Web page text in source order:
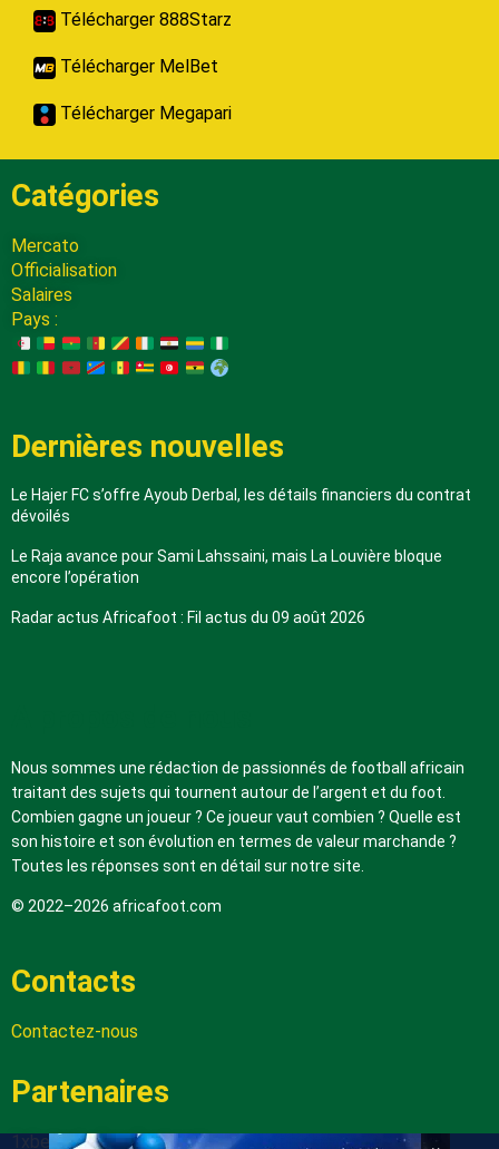
Télécharger 888Starz
Télécharger MelBet
Télécharger Megapari
Catégories
Mercato
Officialisation
Salaires
Pays :
Dernières nouvelles
Le Hajer FC s’offre Ayoub Derbal, les détails financiers du contrat
dévoilés
Le Raja avance pour Sami Lahssaini, mais La Louvière bloque
encore l’opération
Radar actus Africafoot : Fil actus du 09 août 2026
Nous sommes une rédaction de passionnés de football africain
traitant des sujets qui tournent autour de l’argent et du foot.
Combien gagne un joueur ? Ce joueur vaut combien ? Quelle est
son histoire et son évolution en termes de valeur marchande ?
Toutes les réponses sont en détail sur notre site.
© 2022–2026 africafoot.com
Contacts
Contactez-nous
Partenaires
1xbetapk.africafoot.com